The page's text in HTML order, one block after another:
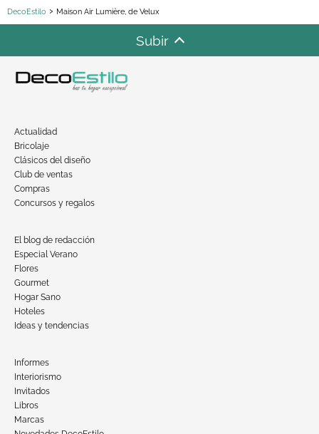
DecoEstilo Maison Air Lumière, de Velux
Subir
Actualidad
Bricolaje
Clásicos del diseño
Club de ventas
Compras
Concursos y regalos
El blog de redacción
Especial Verano
Flores
Gourmet
Hogar Sano
Hoteles
Ideas y tendencias
Informes
Interiorismo
Invitados
Libros
Marcas